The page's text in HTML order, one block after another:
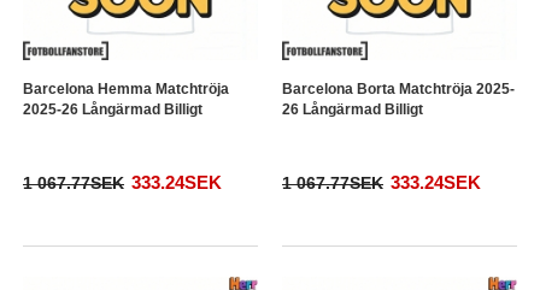
Barcelona Hemma Matchtröja
2025-26 Långärmad Billigt
1 067.77SEK 333.24SEK
Barcelona Borta Matchtröja 2025-
26 Långärmad Billigt
1 067.77SEK 333.24SEK